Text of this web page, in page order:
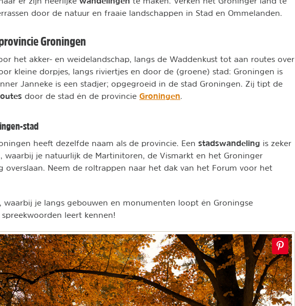
door de natuur en fraaie landschappen in Stad en Ommelanden.
Groningen
het akker- en weidelandschap, langs de Waddenkust tot aan routes over
kleine dorpjes, langs riviertjes en door de (groene) stad: Groningen is
Janneke is een stadjer; opgegroeid in de stad Groningen. Zij tipt de
door de stad én de provincie Groningen.
stad
heeft dezelfde naam als de provincie. Een stadswandeling is zeker
waarbij je natuurlijk de Martinitoren, de Vismarkt en het Groninger
overslaan. Neem de roltrappen naar het dak van het Forum voor het
, waarbij je langs gebouwen en monumenten loopt én Groningse
leert kennen!